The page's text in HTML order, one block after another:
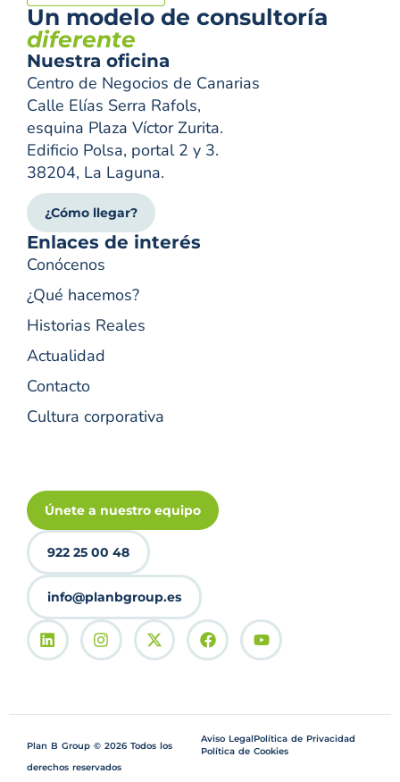
Un modelo de consultoría
diferente
Nuestra oficina
Centro de Negocios de Canarias
Calle Elías Serra Rafols,
esquina Plaza Víctor Zurita.
Edificio Polsa, portal 2 y 3.
38204, La Laguna.
¿Cómo llegar?
Enlaces de interés
Conócenos
¿Qué hacemos?
Historias Reales
Actualidad
Contacto
Cultura corporativa
Únete a nuestro equipo
922 25 00 48
info@planbgroup.es
Plan B Group © 2026 Todos los
derechos reservados
Aviso LegalPolítica de Privacidad
Política de Cookies